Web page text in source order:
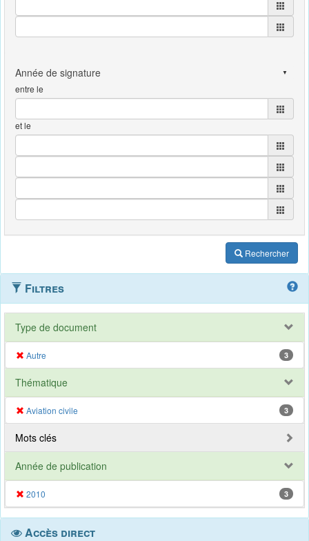
entre le
et le
Rechercher
Filtres
Type de document
Autre 3
Thématique
Aviation civile 3
Mots clés
Année de publication
2010 3
Accès direct